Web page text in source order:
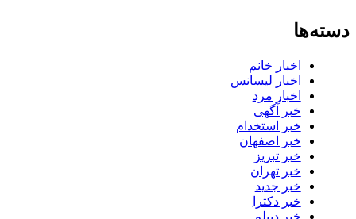
دسته‌ها
اخبار خانم
اخبار لیسانس
اخبار مرد
خبر آگهی
خبر استخدام
خبر اصفهان
خبر تبریز
خبر تهران
خبر جدید
خبر دکترا